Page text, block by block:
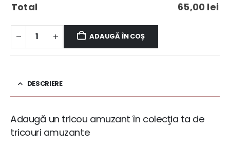
Total 65,00 lei
ADAUGĂ ÎN COȘ
DESCRIERE
Adaugă un tricou amuzant în colecţia ta de
tricouri amuzante